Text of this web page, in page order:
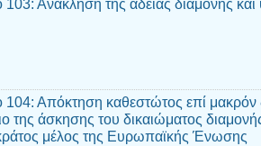
Ανάκληση της άδειας διαμονής
Απόκτηση καθεστώτος επί μακρόν
της άσκησης του δικαιώματος
μέλος της Ευρωπαϊκής Ένωσης